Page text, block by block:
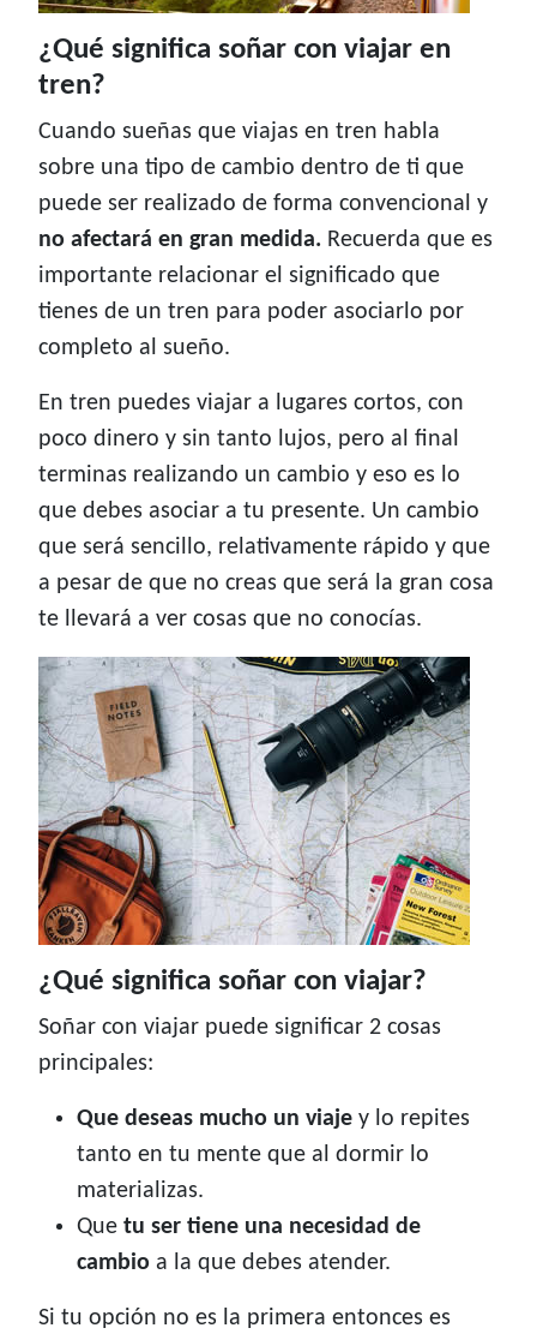
¿Qué significa soñar con viajar en
tren?
Cuando sueñas que viajas en tren habla
sobre una tipo de cambio dentro de ti que
puede ser realizado de forma convencional y
no afectará en gran medida. Recuerda que es
importante relacionar el significado que
tienes de un tren para poder asociarlo por
completo al sueño.
En tren puedes viajar a lugares cortos, con
poco dinero y sin tanto lujos, pero al final
terminas realizando un cambio y eso es lo
que debes asociar a tu presente. Un cambio
que será sencillo, relativamente rápido y que
a pesar de que no creas que será la gran cosa
te llevará a ver cosas que no conocías.
¿Qué significa soñar con viajar?
Soñar con viajar puede significar 2 cosas
principales:
Que deseas mucho un viaje y lo repites
tanto en tu mente que al dormir lo
materializas.
Que tu ser tiene una necesidad de
cambio a la que debes atender.
Si tu opción no es la primera entonces es